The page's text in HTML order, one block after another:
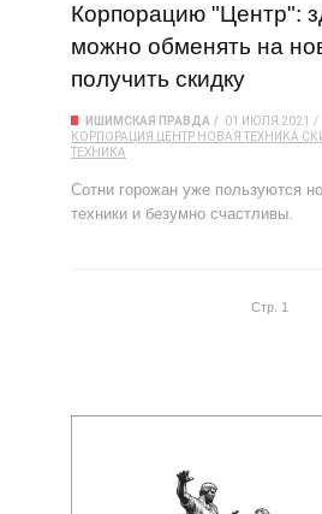
Корпорацию "Центр":
можно обменять на
получить скидку
ИШИМСКАЯ ПРАВДА
01 ИЮЛЯ 2021
КОРПОРАЦИЯ ЦЕНТР НОВАЯ ТЕХНИКА
ТЕХНИКА
Сотни горожан уже пользуются
техники и безумно счастливы.
Стр. 1